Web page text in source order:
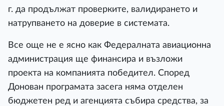
г. да продължат проверките, валидирането и
натрупването на доверие в системата.
Все още не е ясно как Федералната авиационна
администрация ще финансира и възложи
проекта на компанията победител. Според
Донован програмата засега няма отделен
бюджетен ред и агенцията събира средства, за